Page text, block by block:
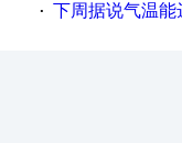
· 下周据说气温能